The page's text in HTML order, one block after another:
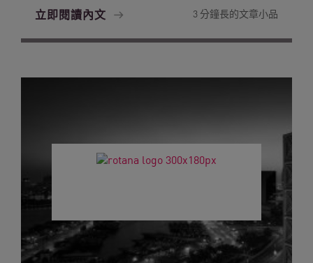
立即閱讀內文 3 分鐘長的文章小品